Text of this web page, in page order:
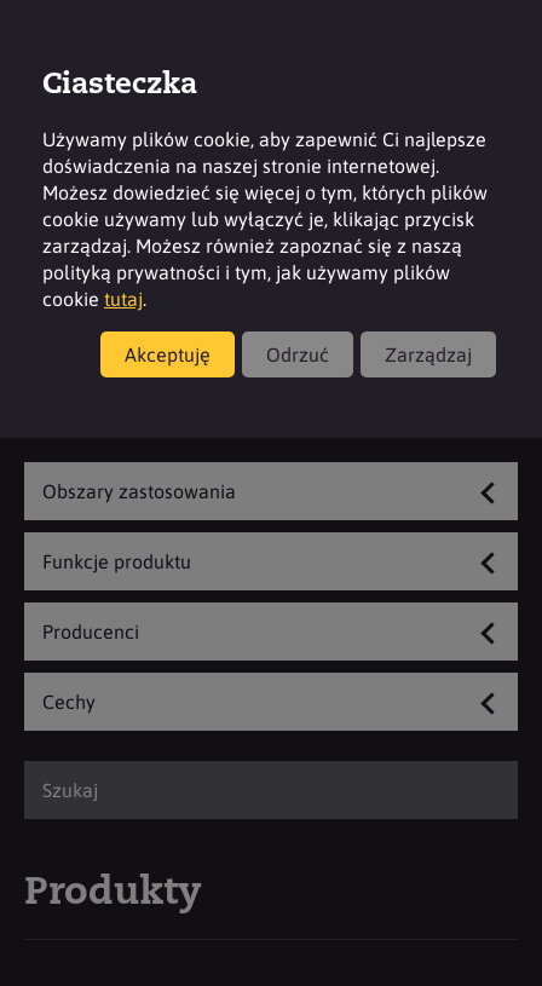
Produkty
Neutralizacja zapachów
Obszary zastosowania
Funkcje produktu
Producenci
Cechy
Produkty
Ciasteczka
Używamy plików cookie, aby zapewnić Ci najlepsze
doświadczenia na naszej stronie internetowej.
Możesz dowiedzieć się więcej o tym, których plików
cookie używamy lub wyłączyć je, klikając przycisk
zarządzaj. Możesz również zapoznać się z naszą
polityką prywatności i tym, jak używamy plików
cookie tutaj.
Akceptuję Odrzuć Zarządzaj